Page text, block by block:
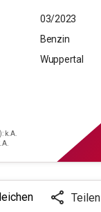
03/2023
Benzin
Wuppertal
k.A.
Teilen